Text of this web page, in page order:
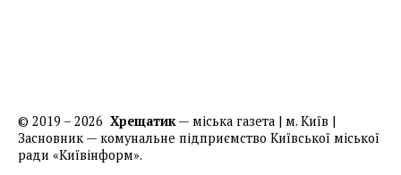
© 2019 – 2026 Хрещатик— міська газета | м. Київ |
Засновник — комунальне підприємство Київської міської
ради «Київінформ».